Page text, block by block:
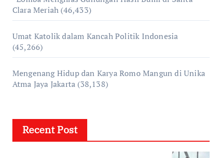
Clara Meriah (46,433)
Umat Katolik dalam Kancah Politik Indonesia
(45,266)
Mengenang Hidup dan Karya Romo Mangun di Unika
Atma Jaya Jakarta (38,138)
Recent Post